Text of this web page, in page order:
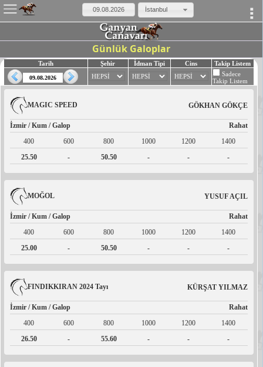
İstanbul
Günlük Galoplar
Tarih Şehir İdman Tipi Cins
Takip Listem
Sadece
Takip Listem
MAGIC SPEED GÖKHAN GÖKÇE
İzmir / Kum / Galop
Rahat
400
600 800 1000 1200
1400
25.50
- 50.50 - - -
MOĞOL YUSUF AÇIL
İzmir / Kum / Galop
Rahat
400
600 800 1000 1200
1400
25.00
- 50.50 - - -
FINDIKKIRAN 2024 Tayı KÜRŞAT YILMAZ
İzmir / Kum / Galop
Rahat
400
600 800 1000 1200
1400
26.50
- 55.60 - - -
×